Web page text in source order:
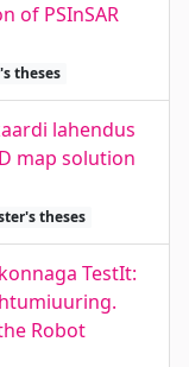
of PSInSAR
theses
lahendus
map solution
theses
TestIt:
Robot